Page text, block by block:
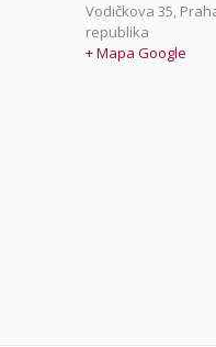
Vodičkova 35,
republika
+ Mapa Google